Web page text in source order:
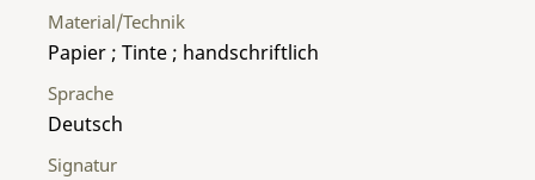
Material/Technik
Papier ; Tinte ; handschriftlich
Sprache
Deutsch
Signatur